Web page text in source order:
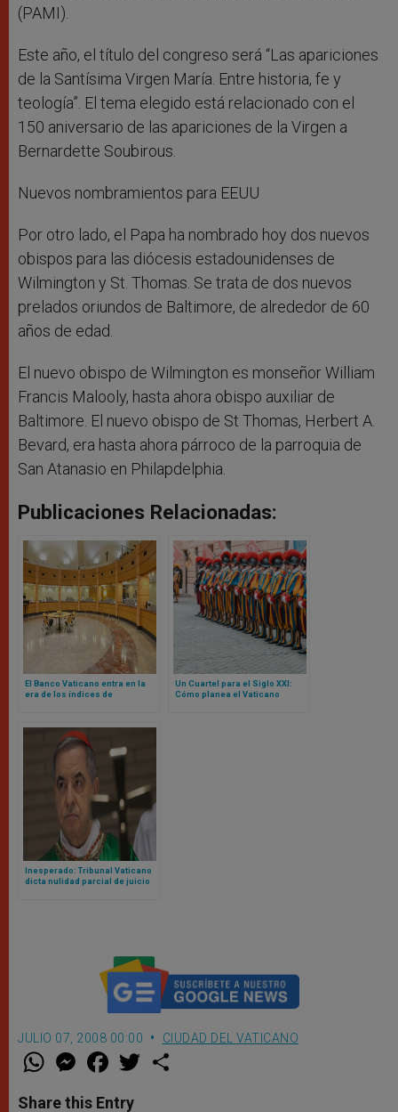
(PAMI).
Este año, el título del congreso será “Las apariciones
de la Santísima Virgen María. Entre historia, fe y
teología”. El tema elegido está relacionado con el
150 aniversario de las apariciones de la Virgen a
Bernardette Soubirous.
Nuevos nombramientos para EEUU
Por otro lado, el Papa ha nombrado hoy dos nuevos
obispos para las diócesis estadounidenses de
Wilmington y St. Thomas. Se trata de dos nuevos
prelados oriundos de Baltimore, de alrededor de 60
años de edad.
El nuevo obispo de Wilmington es monseñor William
Francis Malooly, hasta ahora obispo auxiliar de
Baltimore. El nuevo obispo de St Thomas, Herbert A.
Bevard, era hasta ahora párroco de la parroquia de
San Atanasio en Philapdelphia.
Publicaciones Relacionadas:
El Banco Vaticano entra en la
era de los índices de
Un Cuartel para el Siglo XXI:
Cómo planea el Vaticano
Inesperado: Tribunal Vaticano
dicta nulidad parcial de juicio
JULIO 07, 2008 00:00 CIUDAD DEL VATICANO
W
t
M
e
s
F
a
e
w
Share this Entry